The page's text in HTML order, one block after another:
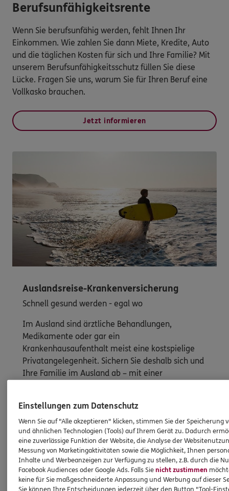
Berufsunfähigkeitsrente
Wenn Sie berufsunfähig werden, fehlt Ihnen Ihr
Einkommen. Wie zahlen Sie dann Miete, Kredite, Auto
und die täglichen Kosten für sich und Ihre Familie? Mit
unserem Berufsunfähigkeitsschutz füllen Sie diese
Lücke. Fragen Sie uns, warum Sie für Ihren Beruf eine
Vollkasko brauchen.
Jetzt informieren
Auslandsreise-Krankenversicherung
Schnell gesund werden - egal wo
Im Ausland sind ärztliche Behandlungen,
Medikamente oder gar ein
Krankenhausaufenthalt meist eine kostspielige
Privatangelegenheit. Sichern Sie deshalb sich und
Ihre Familie im Ausland ab – mit einer
Mehr erfahren
Produkte
Einstellungen zum Datenschutz
Wenn Sie auf "Alle akzeptieren" klicken, stimmen Sie der Speicherung
und ähnlichen Technologien (Tools) auf Ihrem Gerät zu. Dadurch
eine zuverlässige Funktion der Website, die Analyse der
Messung von Marketingaktivitäten sowie die Möglichkeit, Ihnen
Inhalte und Werbeanzeigen zur Verfügung zu stellen, z.B. durch die
Facebook Audiences oder Google Ads. Falls Sienicht zustimmen
keine für Sie maßgeschneiderte Anpassung und Werbung auf dieser
Sie können Ihre Entscheidungen jederzeit über den Button "Tool-